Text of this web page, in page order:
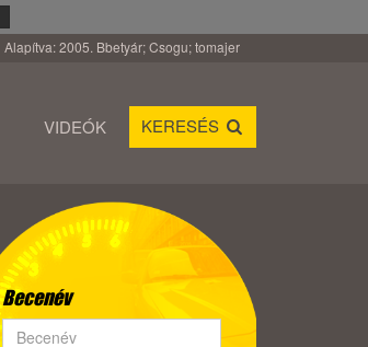
Alapítva: 2005. Bbetyár; Csogu; tomajer
VIDEÓK KERESÉS
Becenév